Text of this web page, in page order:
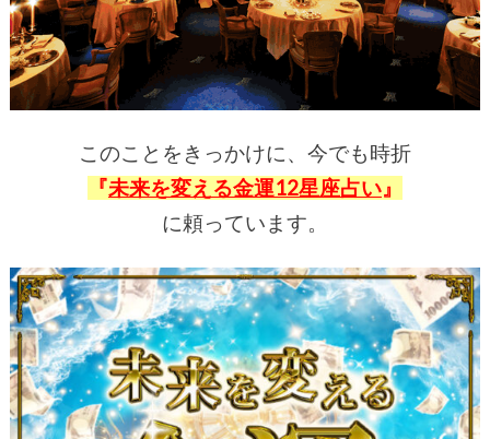
このことをきっかけに、 今でも時折
『未来を変える金運12星座占い』
に頼っています。